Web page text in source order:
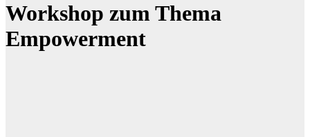
Workshop zum Thema
Empowerment